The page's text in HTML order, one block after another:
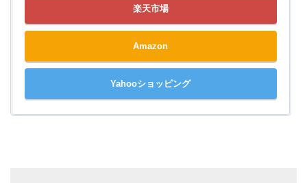
楽天市場
Amazon
Yahooショッピング